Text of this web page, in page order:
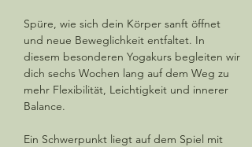
Spüre, wie sich dein Körper sanft öffnet
und neue Beweglichkeit entfaltet. In
diesem besonderen Yogakurs begleiten wir
dich sechs Wochen lang auf dem Weg zu
mehr Flexibilität, Leichtigkeit und innerer
Balance.
Ein Schwerpunkt liegt auf dem Spiel mit